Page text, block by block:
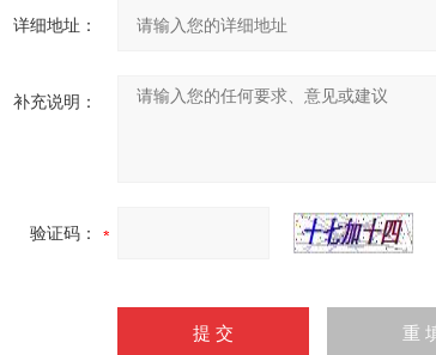
详细地址：
补充说明：
验证码：